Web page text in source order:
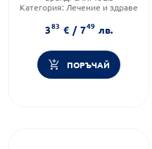
Категория: Лечение и здраве
383 € / 749 лв.
ПОРЪЧАЙ